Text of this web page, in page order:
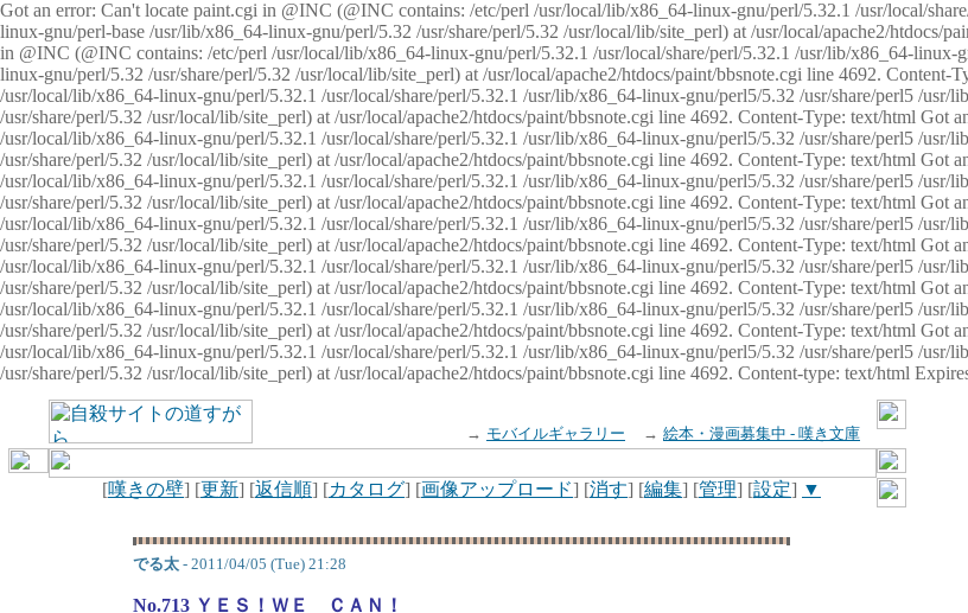
Got an error: Can't locate paint.cgi in @INC (@INC contains: /etc/perl /usr/local/lib/x86_64-linux-gnu/perl/5.32.1 /usr/local/
linux-gnu/perl-base /usr/lib/x86_64-linux-gnu/perl/5.32 /usr/share/perl/5.32 /usr/local/lib/site_perl) at /usr/local/apache2/htdocs/
in @INC (@INC contains: /etc/perl /usr/local/lib/x86_64-linux-gnu/perl/5.32.1 /usr/local/share/perl/5.32.1 /usr/lib/x86_64-
linux-gnu/perl/5.32 /usr/share/perl/5.32 /usr/local/lib/site_perl) at /usr/local/apache2/htdocs/paint/bbsnote.cgi line 4692.
/usr/local/lib/x86_64-linux-gnu/perl/5.32.1 /usr/local/share/perl/5.32.1 /usr/lib/x86_64-linux-gnu/perl5/5.32 /usr/share/perl5 /
/usr/share/perl/5.32 /usr/local/lib/site_perl) at /usr/local/apache2/htdocs/paint/bbsnote.cgi line 4692. Content-Type: text/html
/usr/local/lib/x86_64-linux-gnu/perl/5.32.1 /usr/local/share/perl/5.32.1 /usr/lib/x86_64-linux-gnu/perl5/5.32 /usr/share/perl5 /
/usr/share/perl/5.32 /usr/local/lib/site_perl) at /usr/local/apache2/htdocs/paint/bbsnote.cgi line 4692. Content-Type: text/html Got
/usr/local/lib/x86_64-linux-gnu/perl/5.32.1 /usr/local/share/perl/5.32.1 /usr/lib/x86_64-linux-gnu/perl5/5.32 /usr/share/perl5 /
/usr/share/perl/5.32 /usr/local/lib/site_perl) at /usr/local/apache2/htdocs/paint/bbsnote.cgi line 4692. Content-Type: text/html
/usr/local/lib/x86_64-linux-gnu/perl/5.32.1 /usr/local/share/perl/5.32.1 /usr/lib/x86_64-linux-gnu/perl5/5.32 /usr/share/perl5 /
/usr/share/perl/5.32 /usr/local/lib/site_perl) at /usr/local/apache2/htdocs/paint/bbsnote.cgi line 4692. Content-Type: text/html
/usr/local/lib/x86_64-linux-gnu/perl/5.32.1 /usr/local/share/perl/5.32.1 /usr/lib/x86_64-linux-gnu/perl5/5.32 /usr/share/perl5 /
/usr/share/perl/5.32 /usr/local/lib/site_perl) at /usr/local/apache2/htdocs/paint/bbsnote.cgi line 4692. Content-Type: text/html
/usr/local/lib/x86_64-linux-gnu/perl/5.32.1 /usr/local/share/perl/5.32.1 /usr/lib/x86_64-linux-gnu/perl5/5.32 /usr/share/perl5 /
/usr/share/perl/5.32 /usr/local/lib/site_perl) at /usr/local/apache2/htdocs/paint/bbsnote.cgi line 4692. Content-Type: text/html
/usr/local/lib/x86_64-linux-gnu/perl/5.32.1 /usr/local/share/perl/5.32.1 /usr/lib/x86_64-linux-gnu/perl5/5.32 /usr/share/perl5 /
/usr/share/perl/5.32 /usr/local/lib/site_perl) at /usr/local/apache2/htdocs/paint/bbsnote.cgi line 4692. Content-type: text/html
→ モバイルギャラリー → 絵本・漫画募集中 - 嘆き文庫
[嘆きの壁] [更新] [返信順] [カタログ] [画像アップロード] [消す] [編集] [管理] [設定] ▼
でる太 - 2011/04/05 (Tue) 21:28
No.713 ＹＥＳ！ＷＥ ＣＡＮ！